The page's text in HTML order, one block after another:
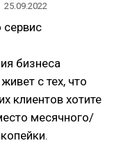
25.09.2022
сервис
бизнеса
с тех, что
клиентов хотите
месячного/